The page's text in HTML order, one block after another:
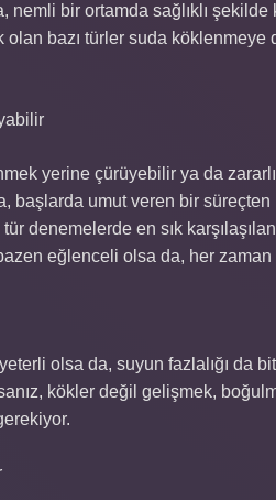
nemli bir ortamda sağlıklı
bazı türler suda köklenmeye
yerine çürüyebilir ya da
başlarda umut veren bir süreçten
denemelerde en sık
eğlenceli olsa da, her zaman
olsa da, suyun fazlalığı da
kökler değil gelişmek,